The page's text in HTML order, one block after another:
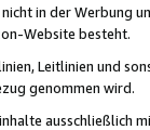
in der Werbung
Website besteht.
Leitlinien und
genommen wird.
ausschließlich